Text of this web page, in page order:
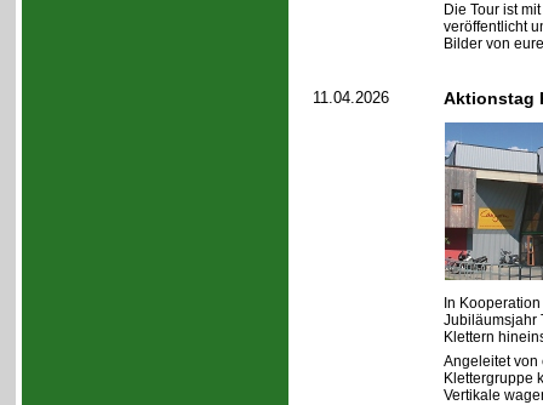
Die Tour ist
veröffentlicht
Bilder von
11.04.2026 Aktionstag
In
Jubiläumsjahr
Klettern
Angeleitet von
Klettergruppe
Vertikale